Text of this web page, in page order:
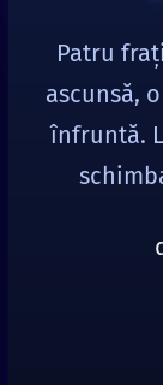
Patru
ascunsă,
înfruntă.